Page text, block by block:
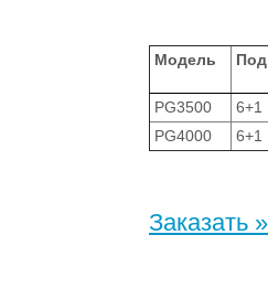
Модель
PG3500
6+1
PG4000
6+1
Заказать »